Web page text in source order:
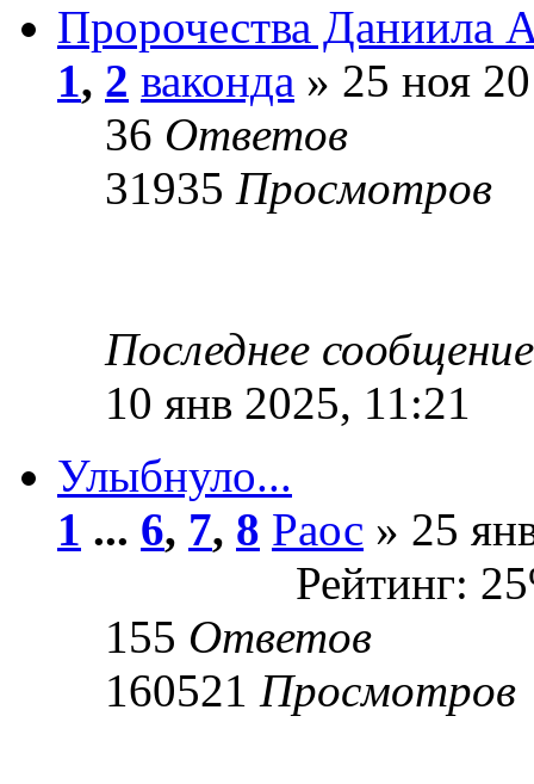
Пророчества Даниила
1, 2 ваконда » 25 ноя
36 Ответов
31935 Просмотров
Последнее
10 янв 2025, 11:21
Улыбнуло...
1 ... 6, 7, 8 Раос » 25
Рейтинг:
155 Ответов
160521 Просмотров